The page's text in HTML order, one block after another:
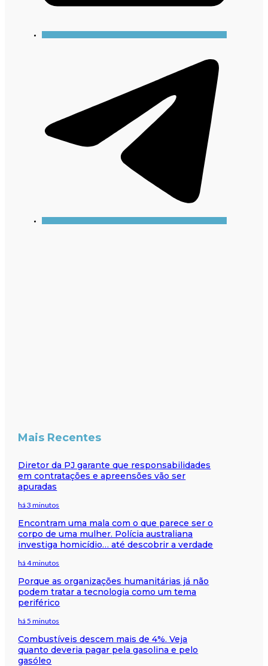
Mais Recentes
Diretor da PJ garante que responsabilidades
em contratações e apreensões vão ser
apuradas
há 3 minutos
Encontram uma mala com o que parece ser o
corpo de uma mulher. Polícia australiana
investiga homicídio… até descobrir a verdade
há 4 minutos
Porque as organizações humanitárias já não
podem tratar a tecnologia como um tema
periférico
há 5 minutos
Combustíveis descem mais de 4%. Veja
quanto deveria pagar pela gasolina e pelo
gasóleo